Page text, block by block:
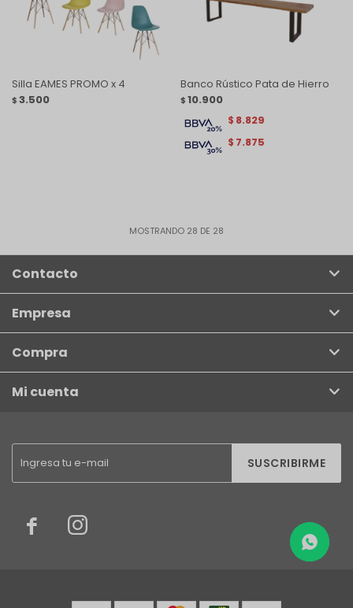
Silla EAMES PROMO x 4
$ 3.500
Banco Rústico Pata de Hierro
$ 10.900
$ 7.875
$ 8.829
MOSTRANDO 28 DE 28
SUSCRIBIRME
 
Contacto
Empresa
Compra
Mi cuenta